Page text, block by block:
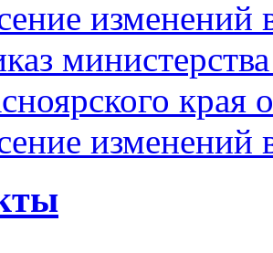
изменений
изменений